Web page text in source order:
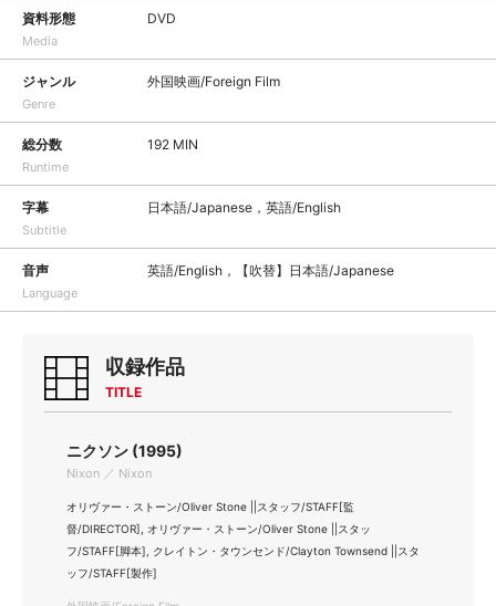
資料形態
Media
DVD
ジャンル
Genre
外国映画/Foreign Film
総分数
Runtime
192 MIN
字幕
Subtitle
日本語/Japanese，英語/English
音声
Language
英語/English，【吹替】日本語/Japanese
収録作品
TITLE
ニクソン (1995)
Nixon ／ Nixon
オリヴァー・ストーン/Oliver Stone ||スタッフ/STAFF[監
督/DIRECTOR], オリヴァー・ストーン/Oliver Stone ||スタッ
フ/STAFF[脚本], クレイトン・タウンセンド/Clayton Townsend ||スタ
ッフ/STAFF[製作]